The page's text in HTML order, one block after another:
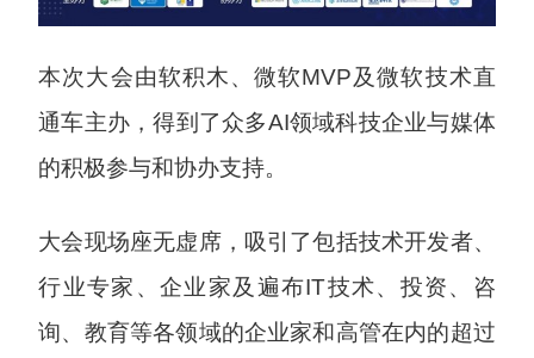
本次大会由软积木、微软MVP及微软技术直
通车主办，得到了众多AI领域科技企业与媒体
的积极参与和协办支持。
大会现场座无虚席，吸引了包括技术开发者、
行业专家、企业家及遍布IT技术、投资、咨
询、教育等各领域的企业家和高管在内的超过